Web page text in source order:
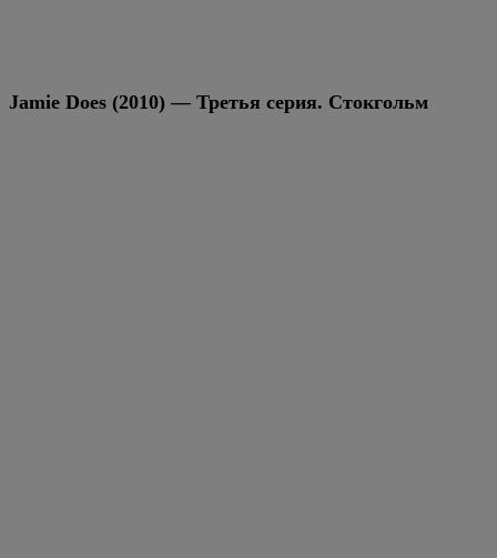
Jamie Does (2010) — Третья серия. Стокгольм